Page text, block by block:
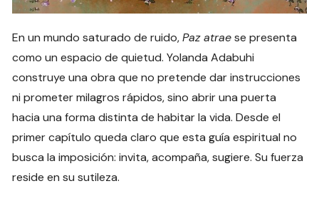
En un mundo saturado de ruido,Paz atraese presenta
como un espacio de quietud. Yolanda Adabuhi
construye una obra que no pretende dar instrucciones
ni prometer milagros rápidos, sino abrir una puerta
hacia una forma distinta de habitar la vida. Desde el
primer capítulo queda claro que esta guía espiritual no
busca la imposición: invita, acompaña, sugiere. Su fuerza
reside en su sutileza.